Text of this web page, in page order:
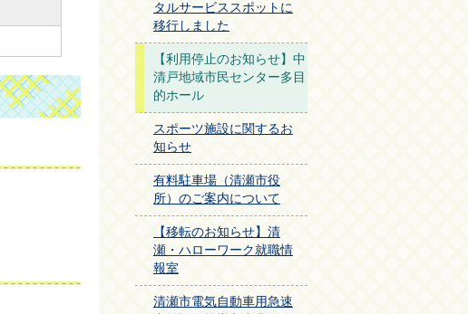
タルサービススポットに
移行しました
【利用停止のお知らせ】中
清戸地域市民センター多目
的ホール
スポーツ施設に関するお
知らせ
有料駐車場（清瀬市役
所）のご案内について
【移転のお知らせ】清
瀬・ハローワーク就職情
報室
清瀬市電気自動車用急速